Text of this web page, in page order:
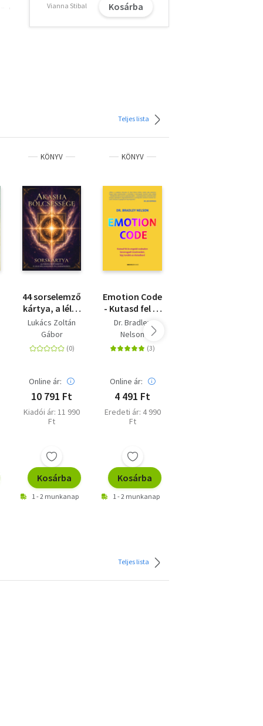
Vianna Stibal Kosárba
Teljes lista
KÖNYV
44 sorselemző
kártya, a lélek
bölcsességéről
és a
harmóniáról
Lukács Zoltán
Gábor
Online ár:
10 791 Ft
Kiadói ár: 11 990
Ft
Kosárba
1 - 2 munkanap
KÖNYV
Emotion Code
- Kutasd fel és
engedd
szabadon
bennragadt
érzelmeidet,
életedben!
Dr. Bradley
Nelson
Online ár:
4 491 Ft
Eredeti ár: 4 990
Ft
Kosárba
1 - 2 munkanap
Teljes lista